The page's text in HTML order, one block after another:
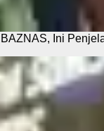
Ini